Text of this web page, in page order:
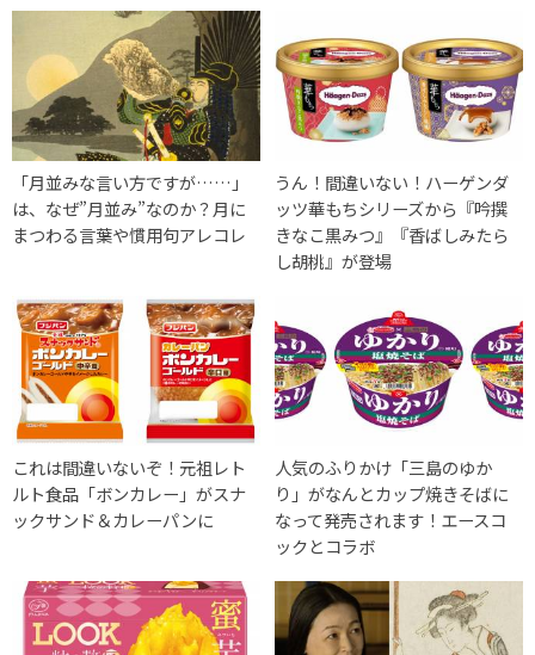
「月並みな言い方ですが……」
は、なぜ”月並み”なのか？月に
まつわる言葉や慣用句アレコレ
うん！間違いない！ハーゲンダ
ッツ華もちシリーズから『吟撰
きなこ黒みつ』『香ばしみたら
し胡桃』が登場
これは間違いないぞ！元祖レト
ルト食品「ボンカレー」がスナ
ックサンド＆カレーパンに
人気のふりかけ「三島のゆか
り」がなんとカップ焼きそばに
なって発売されます！エースコ
ックとコラボ